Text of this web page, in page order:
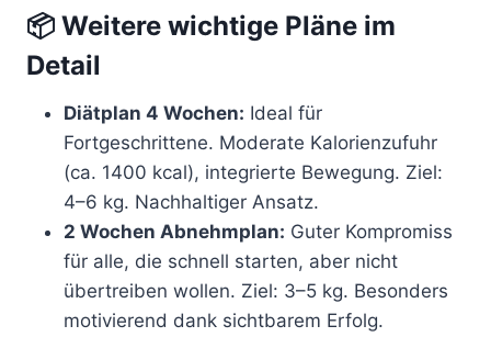
📦 Weitere wichtige Pläne im
Detail
Diätplan 4 Wochen: Ideal für
Fortgeschrittene. Moderate Kalorienzufuhr
(ca. 1400 kcal), integrierte Bewegung. Ziel:
4–6 kg. Nachhaltiger Ansatz.
2 Wochen Abnehmplan: Guter Kompromiss
für alle, die schnell starten, aber nicht
übertreiben wollen. Ziel: 3–5 kg. Besonders
motivierend dank sichtbarem Erfolg.